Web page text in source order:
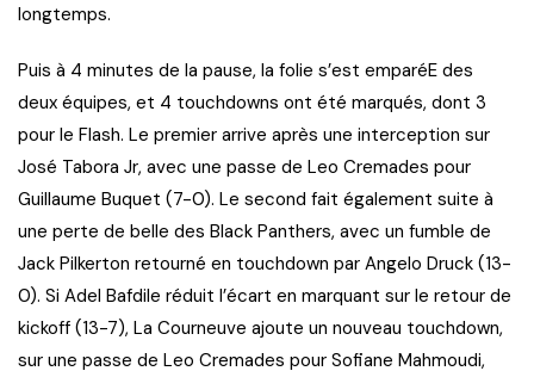
longtemps.
Puis à 4 minutes de la pause, la folie s’est emparéE des
deux équipes, et 4 touchdowns ont été marqués, dont 3
pour le Flash. Le premier arrive après une interception sur
José Tabora Jr, avec une passe de Leo Cremades pour
Guillaume Buquet (7-0). Le second fait également suite à
une perte de belle des Black Panthers, avec un fumble de
Jack Pilkerton retourné en touchdown par Angelo Druck (13-
0). Si Adel Bafdile réduit l’écart en marquant sur le retour de
kickoff (13-7), La Courneuve ajoute un nouveau touchdown,
sur une passe de Leo Cremades pour Sofiane Mahmoudi,